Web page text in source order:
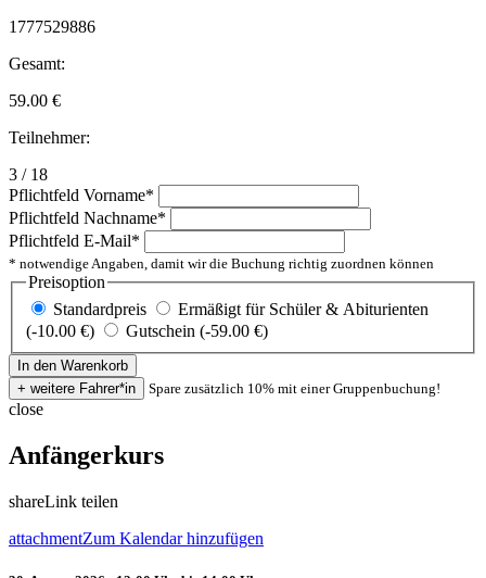
1777529886
Gesamt:
59.00 €
Teilnehmer:
3 / 18
Pflichtfeld Vorname*
Pflichtfeld Nachname*
Pflichtfeld E-Mail*
* notwendige Angaben, damit wir die Buchung richtig zuordnen können
Preisoption
Standardpreis
Ermäßigt für Schüler & Abiturienten
(-10.00 €)
Gutschein (-59.00 €)
Spare zusätzlich 10% mit einer Gruppenbuchung!
close
Anfängerkurs
shareLink teilen
attachmentZum Kalendar hinzufügen